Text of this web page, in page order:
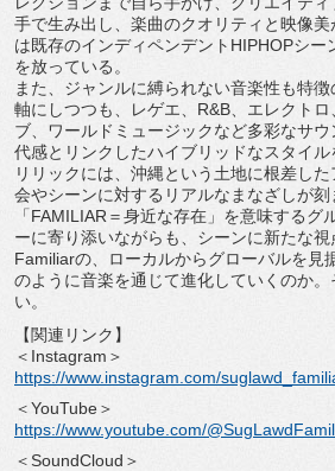
手で生み出し、 楽曲のクオリティと映像
は既存のインディペンデントHIPHOPシー
を放っている。
また、ジャンルに縛られない音楽性も特徴
軸にしつつも、レゲエ、R&B、エレクトロ
ブ、 ワールドミュージックなど多彩なサウ
代感とリンクしたハイブリッドなスタイル
リリックには、沖縄という土地に根差した
会やシーンに対するリアルなまなざしが刻
「FAMILIAR＝身近な存在」 を意味するグ
ーに寄り添いながらも、 シーンに新たな
Familiarの、ローカルからグローバルを見
のように音楽を通じて進化していくのか。
い。
【関連リンク】
＜Instagram＞
https://www.instagram.com/
＜YouTube＞
https://www.youtube.com/@
＜SoundCloud＞